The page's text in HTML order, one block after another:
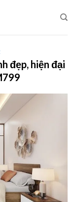
đẹp, hiện đại